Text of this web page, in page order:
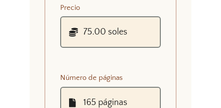
Precio
Número de páginas